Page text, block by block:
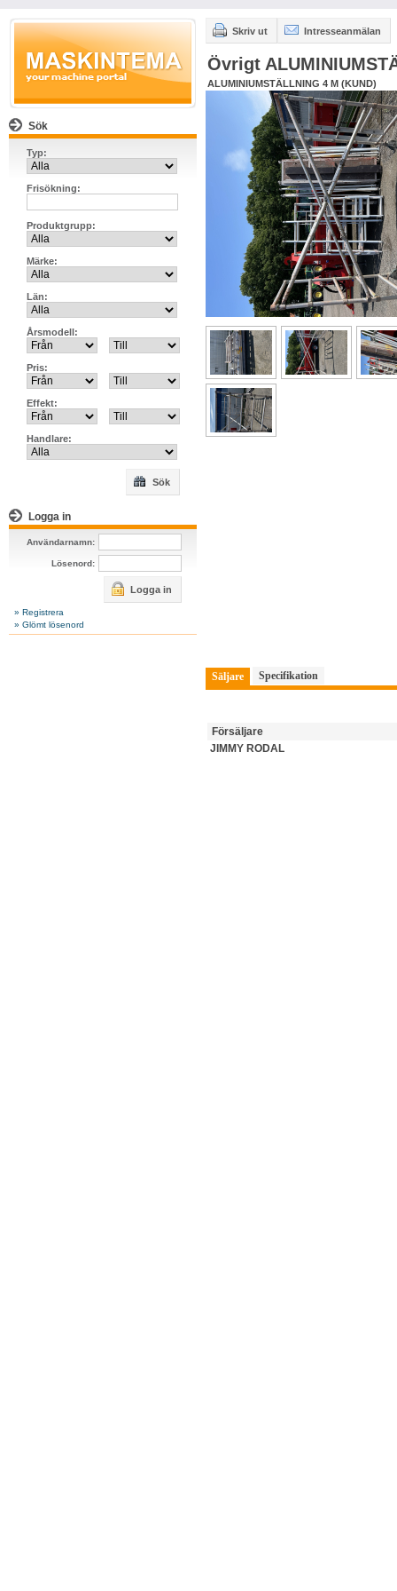
Sök
Typ:
Frisökning:
Produktgrupp:
Märke:
Län:
Årsmodell:
Pris:
Effekt:
Handlare:
Sök
Logga in
Användarnamn:
Lösenord:
Logga in
» Registrera
» Glömt lösenord
Skriv ut Intresseanmälan
Övrigt
ALUMINIUMSTÄLLNING 4 M (KUND)
Säljare Specifikation
Försäljare
JIMMY RODAL